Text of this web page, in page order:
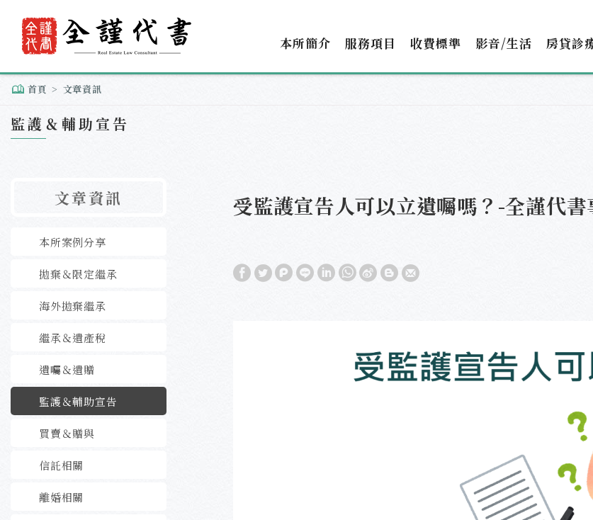
本所簡介 服務項目 收費標準 影音/生活 房貸診
首頁 文章資訊
監護＆輔助宣告
文章資訊
本所案例分享
拋棄＆限定繼承
海外拋棄繼承
繼承＆遺產稅
遺囑＆遺贈
監護＆輔助宣告
買賣＆贈與
信託相關
離婚相關
受監護宣告人可以立遺囑嗎？-全謹代書